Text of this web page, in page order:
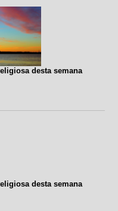
desta semana
desta semana